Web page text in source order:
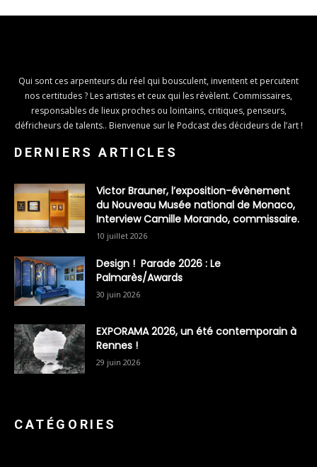
Qui sont ces arpenteurs du réel qui bousculent, inventent et percutent
nos certitudes ? Les artistes et ceux qui les révèlent. Commissaires,
responsables de lieux proches ou lointains, critiques, penseurs,
défricheurs de talents.. Bienvenue sur le Podcast des décideurs de l’art !
DERNIERS ARTICLES
Victor Brauner, l’exposition-évènement
du Nouveau Musée national de Monaco,
Interview Camille Morando, commissaire.
10 juillet 2026
Design ! Parade 2026 : Le
Palmarès/Awards
30 juin 2026
EXPORAMA 2026, un été contemporain à
Rennes !
29 juin 2026
CATÉGORIES